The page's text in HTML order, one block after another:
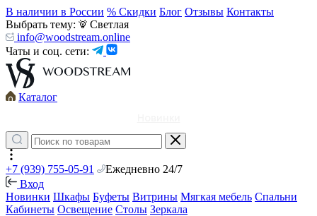
В наличии в России % Скидки Блог Отзывы Контакты
Выбрать тему:
Светлая
info@woodstream.online
Чаты и соц. сети:
Каталог
+7 (939) 755-05-91
Ежедневно 24/7
Вход
Новинки Шкафы Буфеты Витрины Мягкая мебель Спальни
Кабинеты Освещение Столы Зеркала